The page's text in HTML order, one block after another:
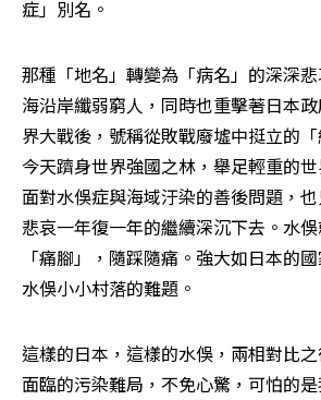
症」別名。
那種「地名」轉變為「病名」的深深
海沿岸纖弱窮人，同時也重擊著日本
界大戰後，號稱從敗戰廢墟中挺立的
今天躋身世界強國之林，舉足輕重的世
面對水俁症與海域汙染的善後問題，
悲哀一年復一年的繼續深沉下去。水
「痛腳」，隨踩隨痛。強大如日本的
水俁小小村落的難題。
這樣的日本，這樣的水俁，兩相對比
面臨的污染難局，不免心驚，可怕的